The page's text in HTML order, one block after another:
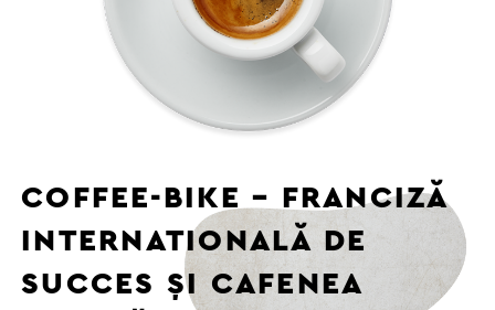
COFFEE-BIKE – FRANCIZĂ
INTERNATIONALĂ DE
SUCCES ȘI CAFENEA